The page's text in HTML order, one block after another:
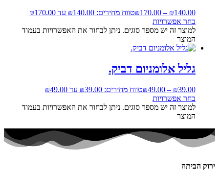
₪140.00
–
₪170.00
טווח מחירים: ⁦₪140.00⁩ עד ⁦₪170.00⁩
בחר אפשרויות
למוצר זה יש מספר סוגים. ניתן לבחור את האפשרויות בעמוד
המוצר
גליל אלומניום דביק.
₪39.00
–
₪49.00
טווח מחירים: ⁦₪39.00⁩ עד ⁦₪49.00⁩
בחר אפשרויות
למוצר זה יש מספר סוגים. ניתן לבחור את האפשרויות בעמוד
המוצר
ירוק הביתה